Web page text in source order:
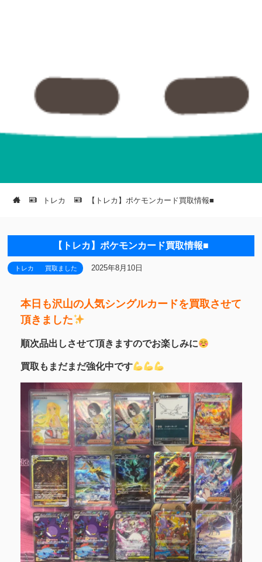
トレカ 【トレカ】ポケモンカード買取情報■
【トレカ】ポケモンカード買取情報■
トレカ 買取ました 2025年8月10日
本日も沢山の人気シングルカードを買取させて
頂きました
順次品出しさせて頂きますのでお楽しみに
買取もまだまだ強化中です